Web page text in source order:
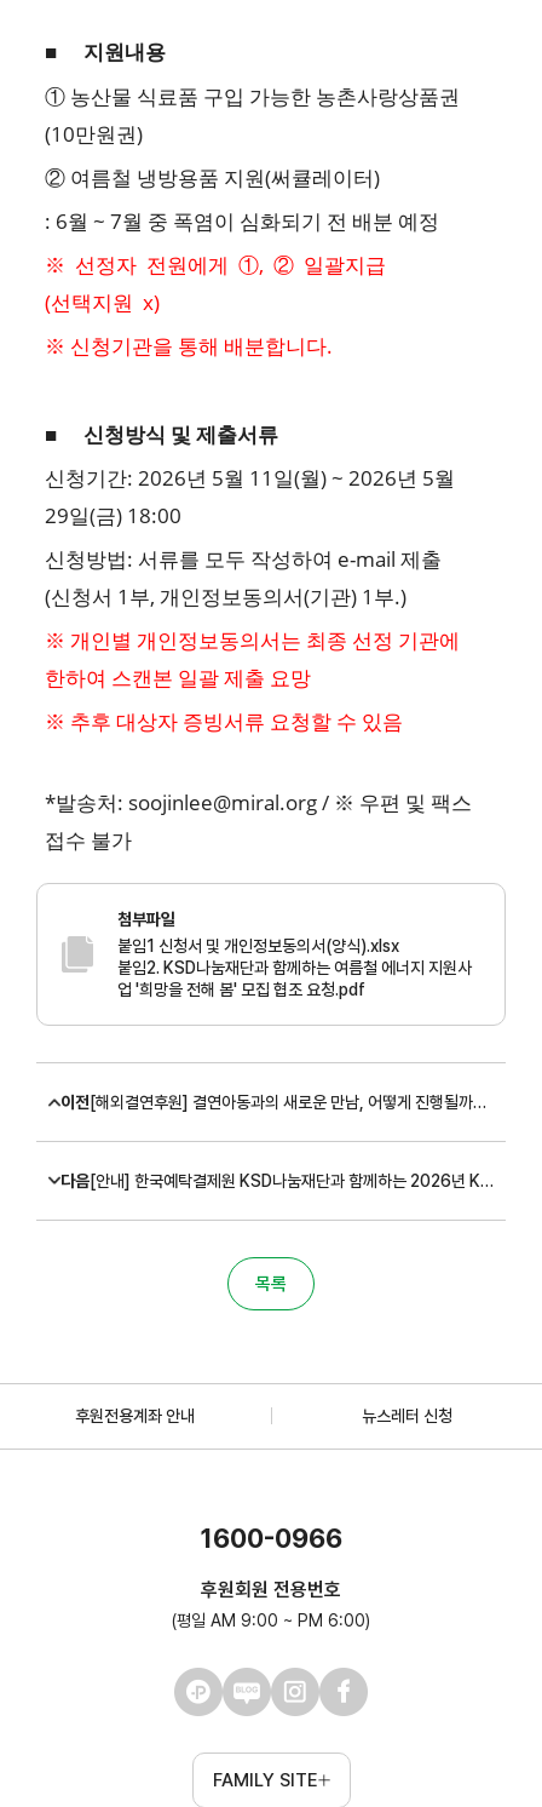
■
지원내용
① 농산물 식료품 구입 가능한 농촌사랑상품권
(10만원권)
② 여름철 냉방용품 지원(써큘레이터)
: 6월 ~ 7월 중 폭염이 심화되기 전 배분 예정
※ 선정자 전원에게 ①, ② 일괄지급
(선택지원 x)
※ 신청기관을 통해 배분합니다.
■
신청방식 및 제출서류
신청기간: 2026년 5월 11일(월) ~ 2026년 5월
29일(금) 18:00
신청방법: 서류를 모두 작성하여 e-mail 제출
(신청서 1부, 개인정보동의서(기관) 1부.)
※ 개인별 개인정보동의서는 최종 선정 기관에
한하여 스캔본 일괄 제출 요망
※ 추후 대상자 증빙서류 요청할 수 있음
*발송처: soojinlee@miral.org / ※ 우편 및 팩스
접수 불가
첨부파일
붙임1 신청서 및 개인정보동의서(양식).xlsx
붙임2. KSD나눔재단과 함께하는 여름철 에너지 지원사
업 '희망을 전해 봄' 모집 협조 요청.pdf
이전 [해외결연후원] 결연아동과의 새로운 만남, 어떻게 진행될까요?
다음 [안내] 한국예탁결제원 KSD나눔재단과 함께하는 2026년 KSD꿈이룸장학사업 신규장학생 모집 결과
목록
후원전용계좌 안내 뉴스레터 신청
1600-0966
후원회원 전용번호
(평일 AM 9:00 ~ PM 6:00)
FAMILY SITE